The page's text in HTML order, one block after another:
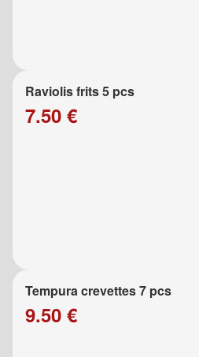
Raviolis frits 5 pcs
7.50 €
Tempura crevettes 7 pcs
9.50 €